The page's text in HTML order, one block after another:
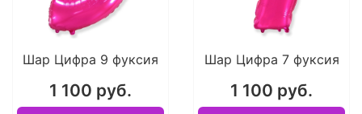
Шар Цифра 9 фуксия
1 100 руб.
Шар Цифра 7 фуксия
1 100 руб.